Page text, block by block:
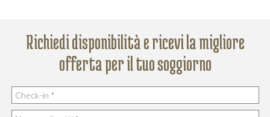
Richiedi disponibilità e ricevi la migliore
offerta per il tuo soggiorno